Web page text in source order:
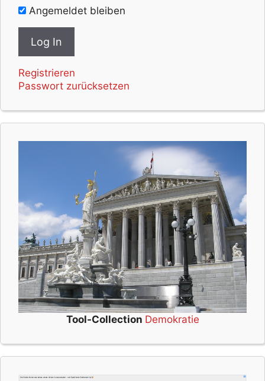
Angemeldet bleiben
Registrieren
Passwort zurücksetzen
Tool-Collection Demokratie